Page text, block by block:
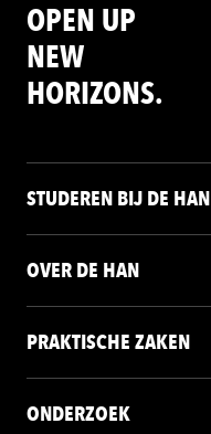
OPEN UP
NEW
HORIZONS.
STUDEREN BIJ DE HAN
OVER DE HAN
PRAKTISCHE ZAKEN
ONDERZOEK